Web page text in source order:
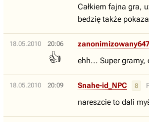
Całkiem fajna gra,
bedzię także
18.05.2010 20:06
👍 ehh... Super
18.05.2010 20:09 Snahe-id_NPC 8
nareszcie to dali